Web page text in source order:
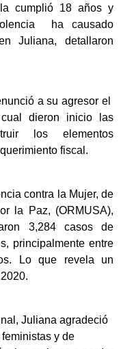
cumplió 18 años y
ha causado
Juliana, detallaron
a su agresor el
dieron inicio las
los elementos
fiscal.
contra la Mujer, de
la Paz, (ORMUSA),
3,284 casos de
principalmente entre
Lo que revela un
Juliana agradeció
y de